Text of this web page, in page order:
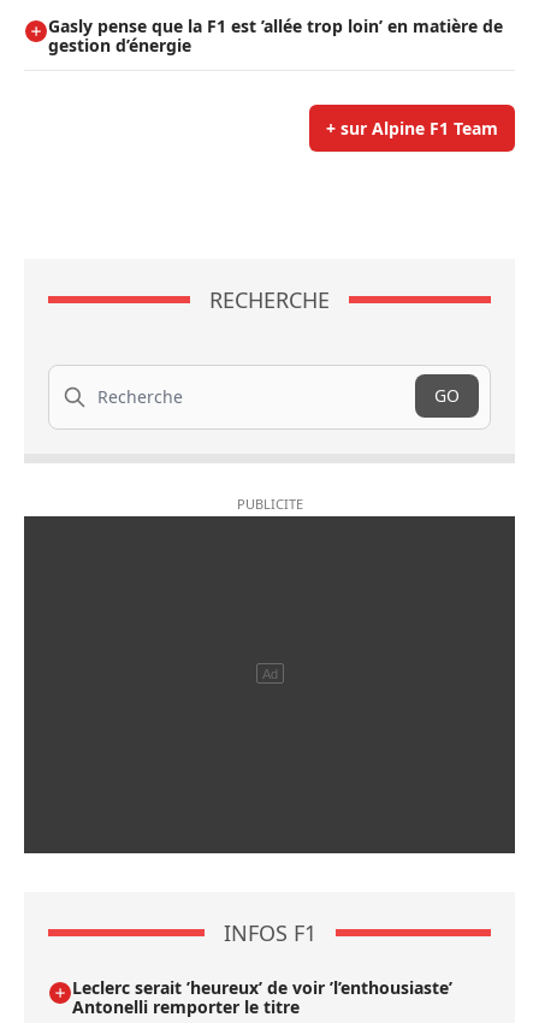
Gasly pense que la F1 est ’allée trop loin’ en matière de
gestion d’énergie
+ sur Alpine F1 Team
RECHERCHE
Recherche
GO
INFOS F1
Leclerc serait ’heureux’ de voir ’l’enthousiaste’
Antonelli remporter le titre